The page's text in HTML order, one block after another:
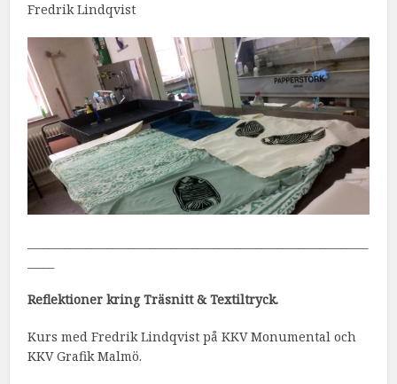
Fredrik Lindqvist
Reflektioner kring Träsnitt & Textiltryck.
Kurs med Fredrik Lindqvist på KKV Monumental och
KKV Grafik Malmö.